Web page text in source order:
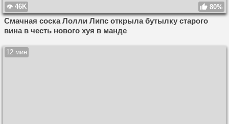
46K 80%
Смачная соска Лолли Липс открыла бутылку старого
вина в честь нового хуя в манде
12 мин